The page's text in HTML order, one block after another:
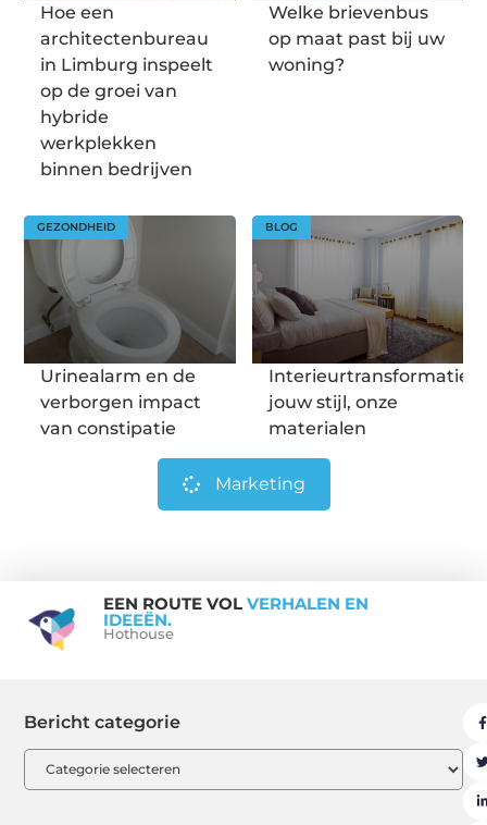
Hoe een
architectenbureau
in Limburg inspeelt
op de groei van
hybride
werkplekken
binnen bedrijven
Welke brievenbus
op maat past bij uw
woning?
GEZONDHEID
Urinealarm en de
verborgen impact
van constipatie
BLOG
Interieurtransformatie:
jouw stijl, onze
materialen
Marketing
EEN ROUTE VOL VERHALEN EN
IDEEËN.
Hothouse
Bericht categorie